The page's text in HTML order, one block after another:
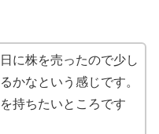
に株を売ったので少し
かなという感じです。
持ちたいところです